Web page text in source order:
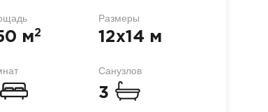
м2
Размеры
12х14 м
Санузлов
3